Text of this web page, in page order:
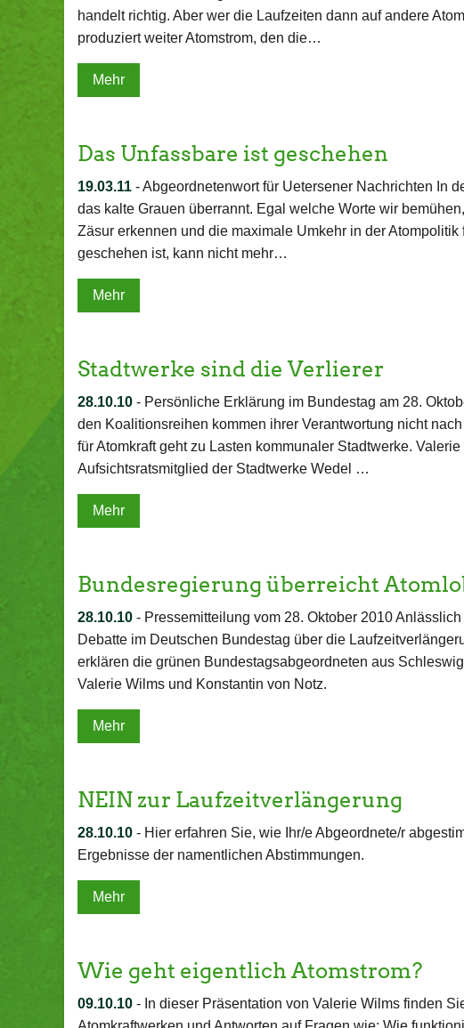
handelt richtig. Aber wer die Laufzeiten dann auf andere
produziert weiter Atomstrom, den die…
Mehr
Das Unfassbare ist geschehen
19.03.11 -Abgeordnetenwort für Uetersener Nachrichten In
das kalte Grauen überrannt. Egal welche Worte wir
Zäsur erkennen und die maximale Umkehr in der Atompolitik
geschehen ist, kann nicht mehr…
Mehr
Stadtwerke sind die Verlierer
28.10.10 - Persönliche Erklärung im Bundestag am 28.
den Koalitionsreihen kommen ihrer Verantwortung nicht
für Atomkraft geht zu Lasten kommunaler Stadtwerke. Valerie
Aufsichtsratsmitglied der Stadtwerke Wedel …
Mehr
Bundesregierung überreicht
28.10.10 - Pressemitteilung vom 28. Oktober 2010
Debatte im Deutschen Bundestag über die
erklären die grünen Bundestagsabgeordneten aus
Valerie Wilms und Konstantin von Notz.
Mehr
NEIN zur Laufzeitverlängerung
28.10.10 - Hier erfahren Sie, wie Ihr/e Abgeordnete/r
Ergebnisse der namentlichen Abstimmungen.
Mehr
Wie geht eigentlich Atomstrom?
09.10.10 - In dieser Präsentation von Valerie Wilms finden